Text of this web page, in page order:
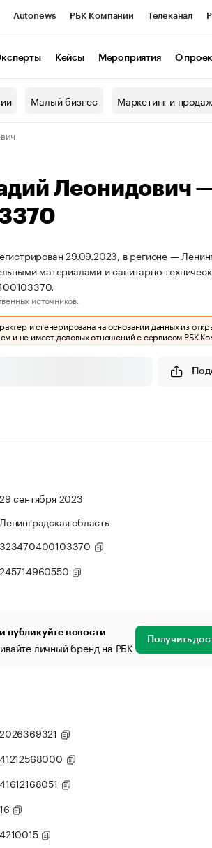
Autonews РБК Компании Телеканал
Кейсы Мероприятия О
Малый бизнес Маркетинг и
Леонидович
29.09.2023, в регионе —
материалами и санитарно-
источников.
и сгенерирована на основании данных из
и не имеет деловых отношений с сервисом РБК
29 сентября 2023
Ленинградская область
323470400103370
245714960550
публикуйте новости
личный бренд на РБК Получить
2026369321
41212568000
41612168051
16
4210015